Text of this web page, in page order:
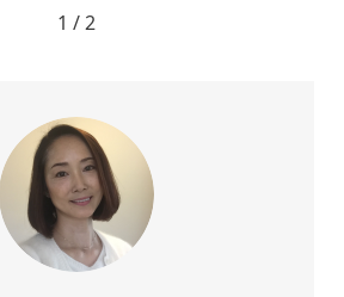
1 / 2